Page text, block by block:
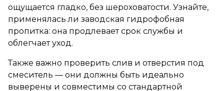
ощущается гладко, без шероховатости. Узнайте,
применялась ли заводская гидрофобная
пропитка: она продлевает срок службы и
облегчает уход.
Также важно проверить слив и отверстия под
смеситель — они должны быть идеально
выверены и совместимы со стандартной